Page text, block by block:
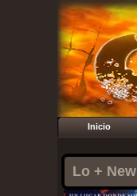
Inicio
Lo + New